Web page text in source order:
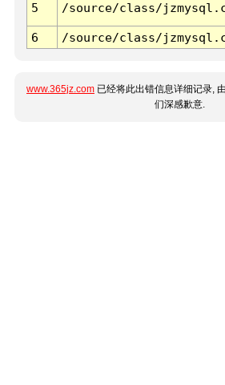
5 /source/class/
6 /source/class/
www.365jz.com 已经将此出错信息详细记录,
们深感歉意.